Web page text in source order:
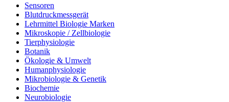
Sensoren
Blutdruckmessgerät
Lehrmittel Biologie Marken
Mikroskopie / Zellbiologie
Tierphysiologie
Botanik
Ökologie & Umwelt
Humanphysiologie
Mikrobiologie & Genetik
Biochemie
Neurobiologie